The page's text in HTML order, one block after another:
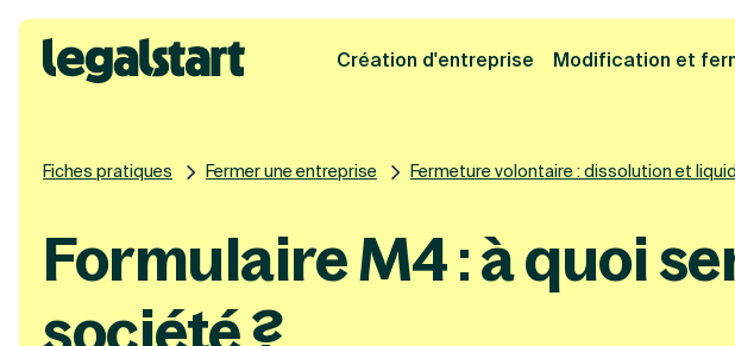
Cliquez ici
Legalstart
Création d'entreprise Modification et
Fiches pratiques Fermer une entreprise Fermeture volontaire : dissolution et
Formulaire M4 : à quoi